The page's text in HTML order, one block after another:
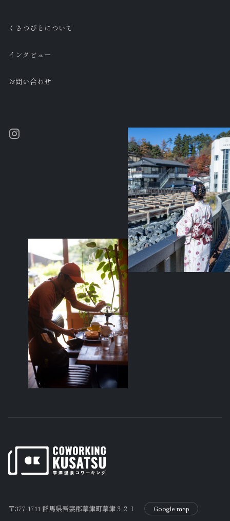
くさつびとについて
インタビュー
お問い合わせ
〒377-1711 群馬県吾妻郡草津町草津３２１ Google map